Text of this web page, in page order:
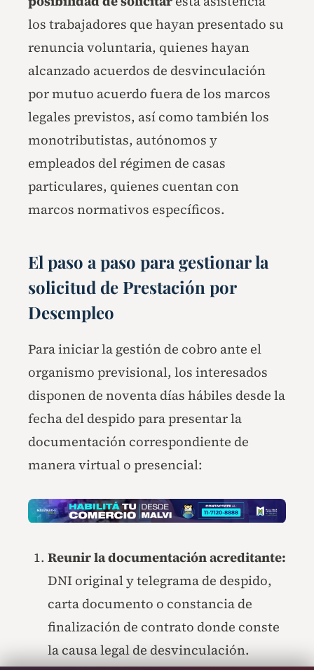
los trabajadores que hayan presentado su
renuncia voluntaria, quienes hayan
alcanzado acuerdos de desvinculación
por mutuo acuerdo fuera de los marcos
legales previstos, así como también los
monotributistas, autónomos y
empleados del régimen de casas
particulares, quienes cuentan con
marcos normativos específicos.
El paso a paso para gestionar la
solicitud de Prestación por
Desempleo
Para iniciar la gestión de cobro ante el
organismo previsional, los interesados
disponen de noventa días hábiles desde la
fecha del despido para presentar la
documentación correspondiente de
manera virtual o presencial:
Reunir la documentación acreditante:
DNI original y telegrama de despido,
carta documento o constancia de
finalización de contrato donde conste
la causa legal de desvinculación.